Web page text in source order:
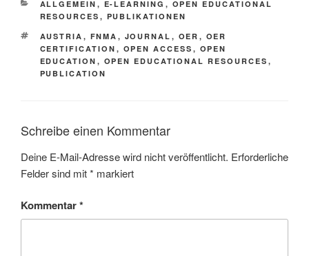
KATEGORIEN
ALLGEMEIN , E-LEARNING , OPEN EDUCATIONAL
RESOURCES , PUBLIKATIONEN
SCHLAGWÖRTER
AUSTRIA , FNMA , JOURNAL , OER , OER
CERTIFICATION , OPEN ACCESS , OPEN
EDUCATION , OPEN EDUCATIONAL RESOURCES ,
PUBLICATION
Schreibe einen Kommentar
Deine E-Mail-Adresse wird nicht veröffentlicht. Erforderliche
Felder sind mit* markiert
Kommentar*